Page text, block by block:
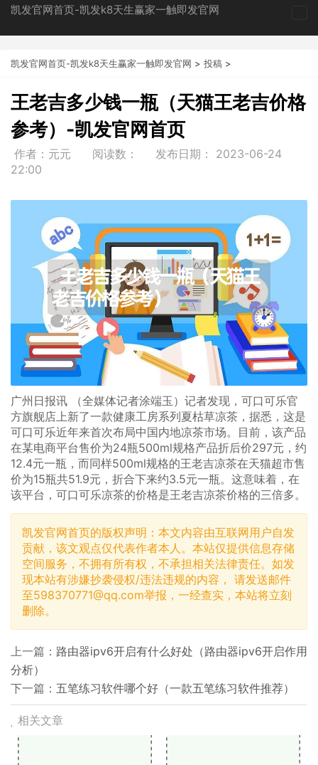
凯发官网首页-凯发k8天生赢家一触即发官网
凯发官网首页-凯发k8天生赢家一触即发官网 > 投稿 >
王老吉多少钱一瓶（天猫王老吉价格
参考）-凯发官网首页
作者：元元 阅读数： 发布日期： 2023-06-24
22:00
广州日报讯 （全媒体记者涂端玉）记者发现，可口可乐官
方旗舰店上新了一款健康工房系列夏枯草凉茶，据悉，这是
可口可乐近年来首次布局中国内地凉茶市场。目前，该产品
在某电商平台售价为24瓶500ml规格产品折后价297元，约
12.4元一瓶，而同样500ml规格的王老吉凉茶在天猫超市售
价为15瓶共51.9元，折合下来约3.5元一瓶。这意味着，在
该平台，可口可乐凉茶的价格是王老吉凉茶价格的三倍多。
凯发官网首页的版权声明：本文内容由互联网用户自发
贡献，该文观点仅代表作者本人。本站仅提供信息存储
空间服务，不拥有所有权，不承担相关法律责任。如发
现本站有涉嫌抄袭侵权/违法违规的内容， 请发送邮件
至598370771@qq.com举报，一经查实，本站将立刻
删除。
上一篇： 路由器ipv6开启有什么好处（路由器ipv6开启作用
分析）
下一篇： 五笔练习软件哪个好（一款五笔练习软件推荐）
相关文章